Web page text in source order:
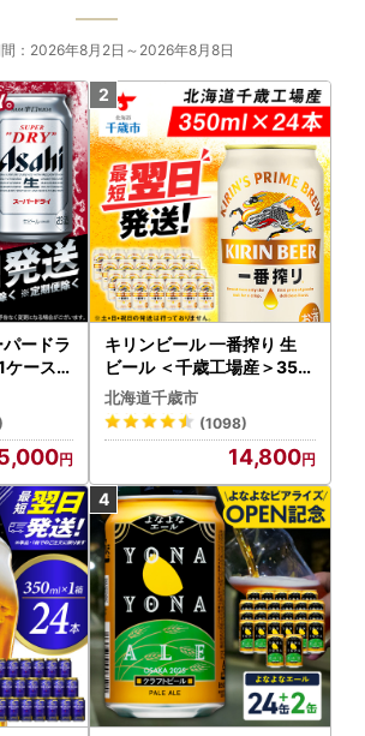
：2026年8月2日～2026年8月8日
ードラ
ケース)
お
キリンビール 一番搾り 生
ビール ＜千歳工場産＞350
ml（24本）
北海道千歳市
(1098)
14,800